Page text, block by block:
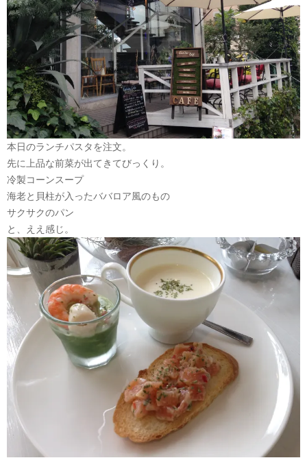
本日のランチパスタを注文。
先に上品な前菜が出てきてびっくり。
冷製コーンスープ
海老と貝柱が入ったババロア風のもの
サクサクのパン
と、ええ感じ。